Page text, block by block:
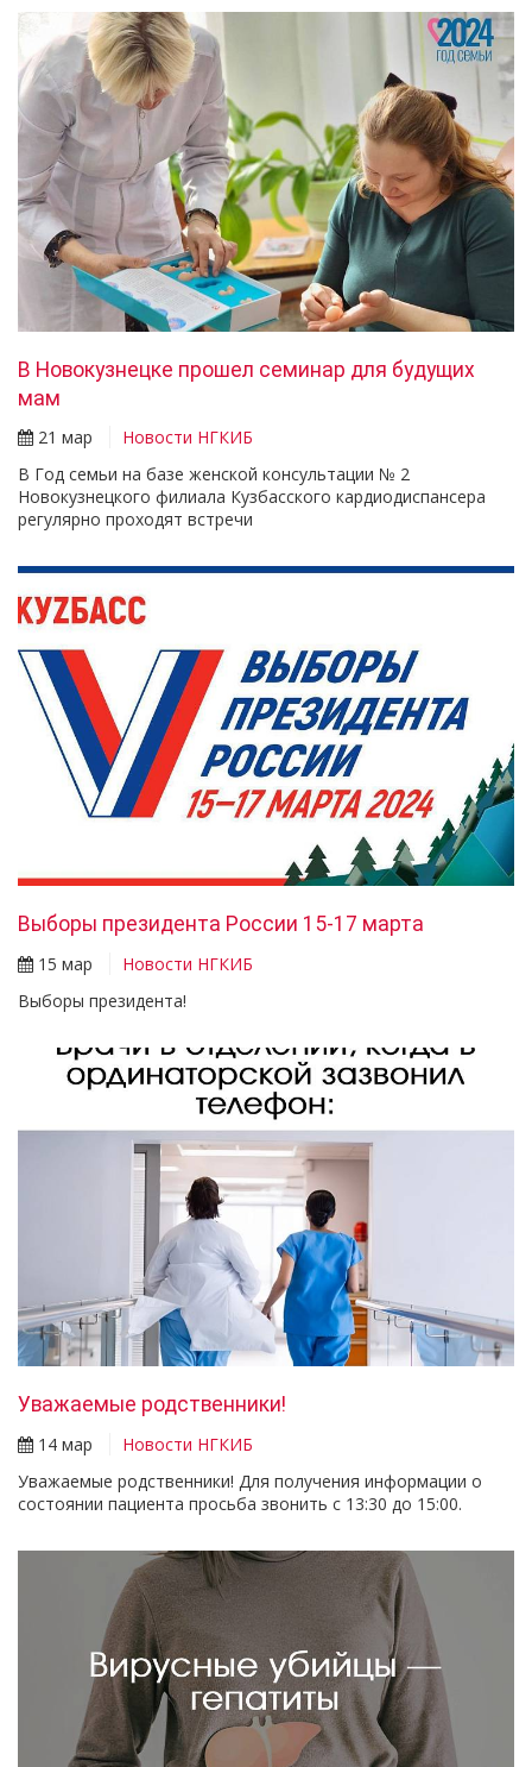
В Новокузнецке прошел семинар для будущих
мам
21 мар
Новости НГКИБ
В Год семьи на базе женской консультации № 2
Новокузнецкого филиала Кузбасского кардиодиспансера
регулярно проходят встречи
Выборы президента России 15-17 марта
15 мар
Новости НГКИБ
Выборы президента!
Уважаемые родственники!
14 мар
Новости НГКИБ
Уважаемые родственники! Для получения информации о
состоянии пациента просьба звонить с 13:30 до 15:00.